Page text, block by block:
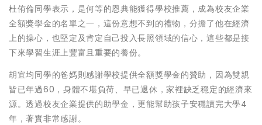
杜侑倫同學表示，是何等的恩典能獲得學校推薦，成為校友企業
全額獎學金的名單之一，這份意想不到的禮物，分擔了他在經濟
上的操心，也堅定及肯定自己投入長照領域的信心，這些都是接
下來學習生涯上豐富且重要的養份。
胡宜均同學的爸媽則感謝學校提供全額獎學金的贊助，因為雙親
皆已年過60，身體不堪負荷、早已退休，家裡缺乏穩定的經濟來
源。透過校友企業提供的助學金，更能幫助孩子安穩讀完大學4
年，著實非常感謝。